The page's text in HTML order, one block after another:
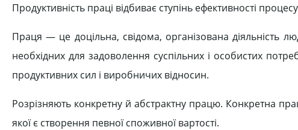
Продуктивність праці відбиває ступінь ефективності
Праця — це доцільна, свідома, організована діяльність
необхідних для задоволення суспільних і особистих
продуктивних сил і виробничих відносин.
Розрізняють конкретну й абстрактну працю. Конкретна
якої є створення певної споживної вартості.